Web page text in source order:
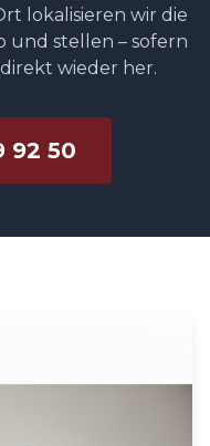
lokalisieren wir die
und stellen – sofern
wieder her.
92 50